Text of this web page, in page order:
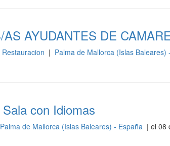
AYUDANTES DE
| Palma de Mallorca (Islas Baleares)
con Idiomas
Palma de Mallorca (Islas Baleares) - España | el 08